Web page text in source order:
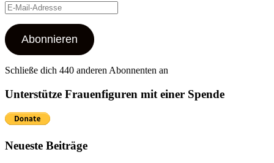
E-
Mail-
Adresse
Abonnieren
Schließe dich 440 anderen Abonnenten an
Unterstütze Frauenfiguren mit einer Spende
Neueste Beiträge